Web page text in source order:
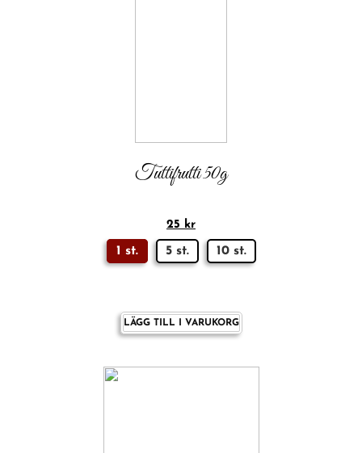
Tuttifrutti 50g
25 kr
1 st. 5 st. 10 st.
LÄGG TILL I VARUKORG